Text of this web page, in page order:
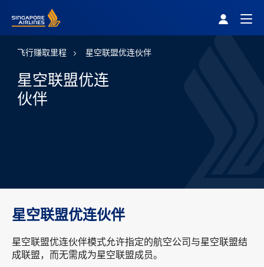
飞行赚取里程 星空联盟优连伙伴
星空联盟优连
伙伴
星空联盟优连伙伴
星空联盟优连伙伴模式允许指定的航空公司与星空联盟结
成联盟，而无需成为星空联盟成员。